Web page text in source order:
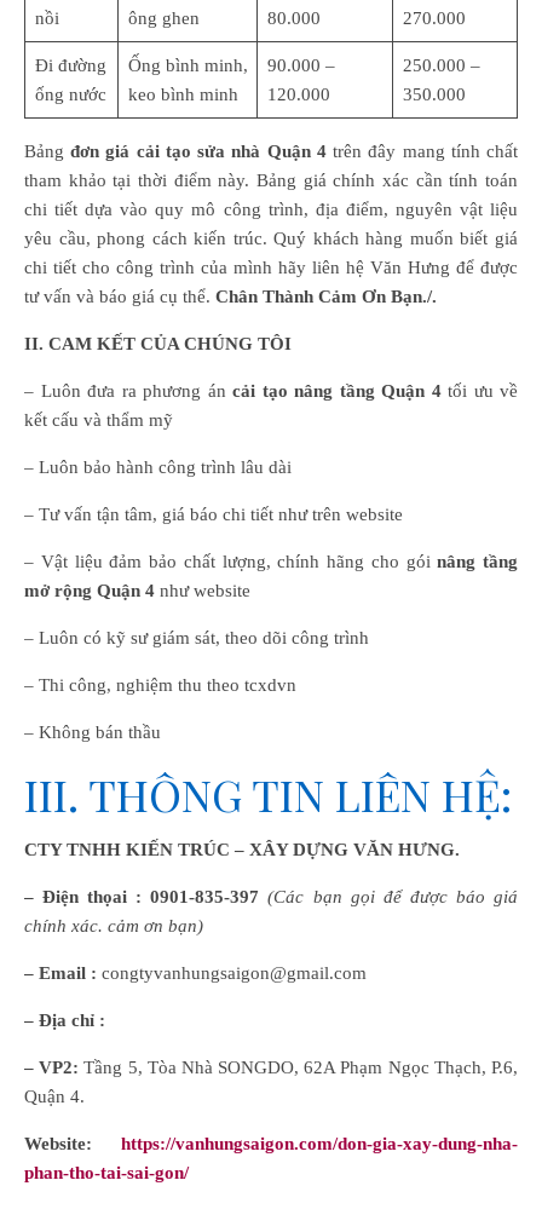
nồi
ông ghen
80.000
270.000
Đi đường
ống nước
Ống bình minh,
keo bình minh
90.000 –
120.000
250.000 –
350.000
Bảngđơn giá cải tạo sửa nhà Quận 4trên đây mang tính chất
tham khảo tại thời điểm này. Bảng giá chính xác cần tính toán
chi tiết dựa vào quy mô công trình, địa điểm, nguyên vật liệu
yêu cầu, phong cách kiến trúc. Quý khách hàng muốn biết giá
chi tiết cho công trình của mình hãy liên hệ Văn Hưng để được
tư vấn và báo giá cụ thể. Chân Thành Cảm Ơn Bạn./.
II. CAM KẾT CỦA CHÚNG TÔI
– Luôn đưa ra phương án cải tạo nâng tầng Quận 4tối ưu về
kết cấu và thẩm mỹ
– Luôn bảo hành công trình lâu dài
– Tư vấn tận tâm, giá báo chi tiết như trên website
– Vật liệu đảm bảo chất lượng, chính hãng cho góinâng tầng
mở rộng Quận 4 như website
– Luôn có kỹ sư giám sát, theo dõi công trình
– Thi công, nghiệm thu theo tcxdvn
– Không bán thầu
III. THÔNG TIN LIÊN HỆ:
CTY TNHH KIẾN TRÚC – XÂY DỰNG VĂN HƯNG.
– Điện thọai : 0901-835-397 (Các bạn gọi để được báo giá
chính xác. cảm ơn bạn)
– Email : congtyvanhungsaigon@gmail.com
– Địa chỉ :
– VP2: Tầng 5, Tòa Nhà SONGDO, 62A Phạm Ngọc Thạch, P.6,
Quận 4.
Website: https://vanhungsaigon.com/don-gia-xay-dung-nha-
phan-tho-tai-sai-gon/